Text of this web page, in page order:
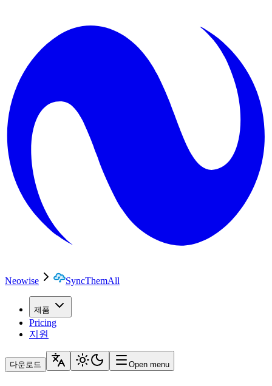
Neowise SyncThemAll
제품
Pricing
지원
다운로드 Open menu